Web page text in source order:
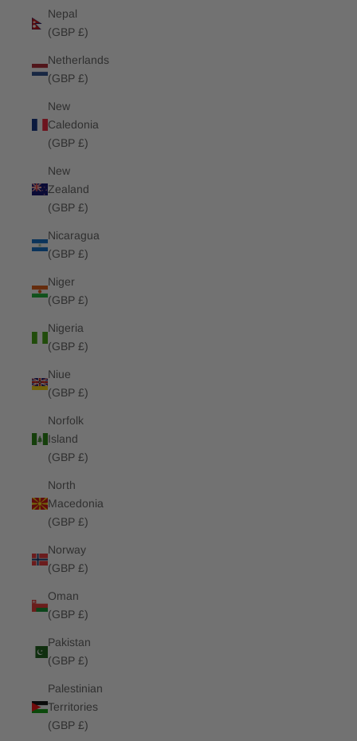
Nepal
(GBP £)
Netherlands
(GBP £)
New
Caledonia
(GBP £)
New
Zealand
(GBP £)
Nicaragua
(GBP £)
Niger
(GBP £)
Nigeria
(GBP £)
Niue
(GBP £)
Norfolk
Island
(GBP £)
North
Macedonia
(GBP £)
Norway
(GBP £)
Oman
(GBP £)
Pakistan
(GBP £)
Palestinian
Territories
(GBP £)